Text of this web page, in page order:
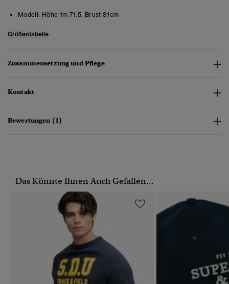
Modell: Höhe 1m 71.5. Brust 81cm
Größentabelle
Zusammensetzung und Pflege
Kontakt
Bewertungen (1)
Das Könnte Ihnen Auch Gefallen...